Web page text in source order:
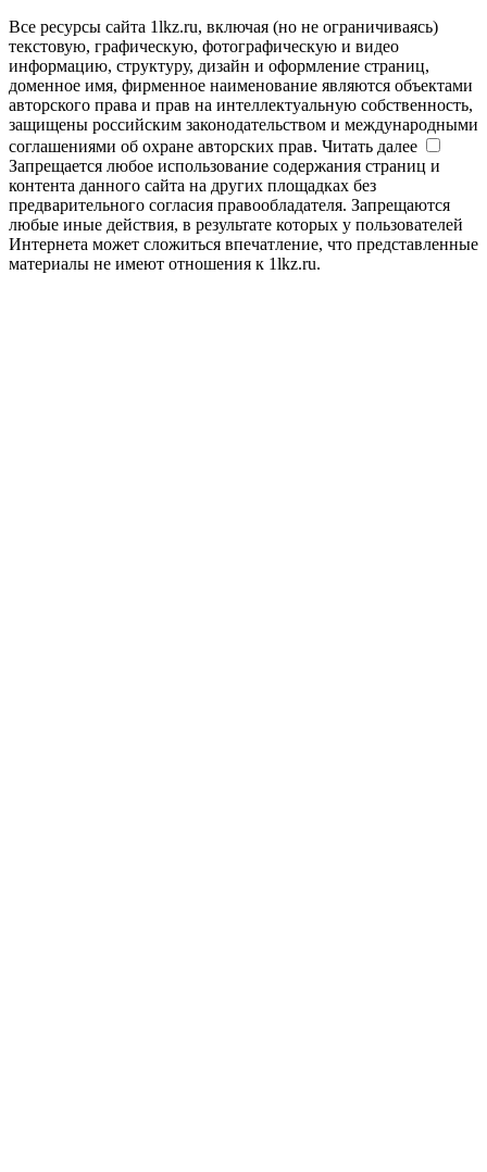
Все ресурсы сайта 1lkz.ru, включая (но не ограничиваясь)
текстовую, графическую, фотографическую и видео
информацию, структуру, дизайн и оформление страниц,
доменное имя, фирменное наименование являются объектами
авторского права и прав на интеллектуальную собственность,
защищены российским законодательством и международными
соглашениями об охране авторских прав. Читать далее
Запрещается любое использование содержания страниц и
контента данного сайта на других площадках без
предварительного согласия правообладателя. Запрещаются
любые иные действия, в результате которых у пользователей
Интернета может сложиться впечатление, что представленные
материалы не имеют отношения к 1lkz.ru.